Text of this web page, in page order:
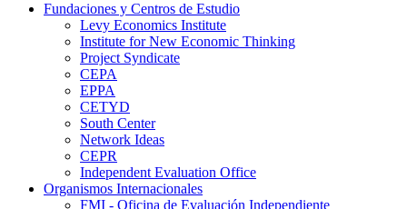
Fundaciones y Centros de Estudio
Levy Economics Institute
Institute for New Economic Thinking
Project Syndicate
CEPA
EPPA
CETYD
South Center
Network Ideas
CEPR
Independent Evaluation Office
Organismos Internacionales
FMI - Oficina de Evaluación Independiente